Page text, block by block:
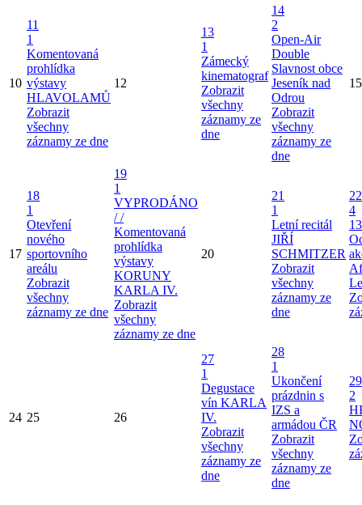
10
11
1
Komentovaná
prohlídka
výstavy
HLAVOLAMŮ
Zobrazit
všechny
záznamy ze dne
12
13
1
Zámecký
kinematograf
Zobrazit
všechny
záznamy ze
dne
14
2
Open-Air
Double
Slavnost obce
Jeseník nad
Odrou
Zobrazit
všechny
záznamy ze
dne
15
17
18
1
Otevření
nového
sportovního
areálu
Zobrazit
všechny
záznamy ze dne
19
1
VYPRODÁNO
/ /
Komentovaná
prohlídka
výstavy
KORUNY
KARLA IV.
Zobrazit
všechny
záznamy ze dne
20
21
1
Letní recitál
JIŘÍ
SCHMITZER
Zobrazit
všechny
záznamy ze
dne
22
4
24 25 26
27
1
Degustace
vín KARLA
IV.
Zobrazit
všechny
záznamy ze
dne
28
1
Ukončení
prázdnin s
IZS a
armádou ČR
Zobrazit
všechny
záznamy ze
dne
29
2